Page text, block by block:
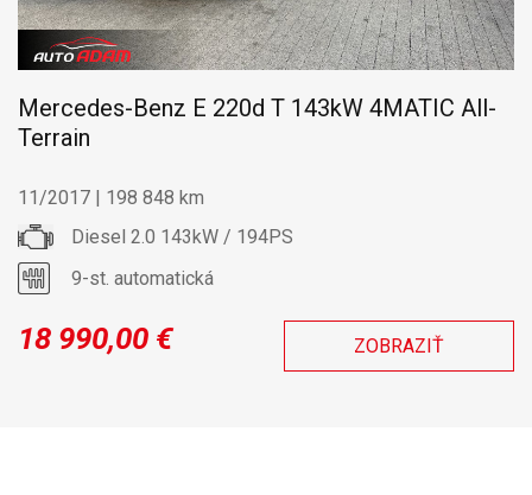
Mercedes-Benz E 220d T 143kW 4MATIC All-
Terrain
11/2017 | 198 848 km
Diesel 2.0 143kW / 194PS
9-st. automatická
18 990,00 € ZOBRAZIŤ